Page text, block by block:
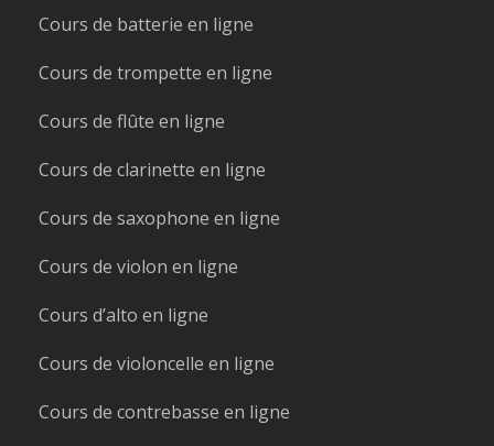
Cours de batterie en ligne
Cours de trompette en ligne
Cours de flûte en ligne
Cours de clarinette en ligne
Cours de saxophone en ligne
Cours de violon en ligne
Cours d’alto en ligne
Cours de violoncelle en ligne
Cours de contrebasse en ligne